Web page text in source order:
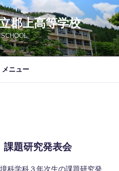
郡上高等学校
メニュー
題研究発表会
科学科３年次生の課題研究発